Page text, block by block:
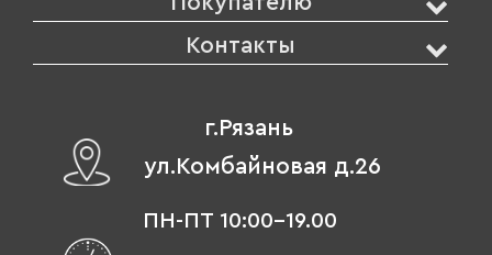
Контакты
г.Рязань
ул.Комбайновая д.26
ПН-ПТ 10:00-19.00